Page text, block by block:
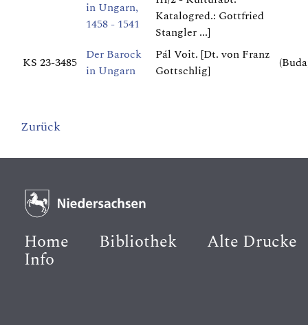
in Ungarn,
1458 - 1541
Katalogred.: Gottfried
Stangler ...]
KS 23-3485 Der Barock
in Ungarn
Pál Voit. [Dt. von Franz
Gottschlig]
Zurück
Home Bibliothek Alte Drucke
Info